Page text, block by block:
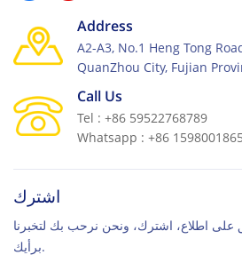
المكونات الهيدروليكية المناسبة وفقًا
المكونات الهيدروليكية المناسبة لحل
الزائدة. الزيت الهيدروليكي المستخدم في
الرصف الأوتوماتيكية بالكامل لها أنواع
يتم تشغيل النظام الهيدروليكي أثناء تصنيع
الزيت الهيدروليكي، وتنخفض اللزوجة،
ستؤدي إلى زيادة درجة حرارة الزيت.
الهيدروليكي ذو اللزوجة المناسبة وفقًا
للنظام لتجنب الاختيار غير الصحيح
Address
A2-A3, No.1 Heng Tong
QuanZhou City, Fujian
Call Us
Tel : +86 59522768789
Whatsapp : +86
اشترك
على اطلاع، اشترك، ونحن نرحب بك لتخبرنا
برأيك.